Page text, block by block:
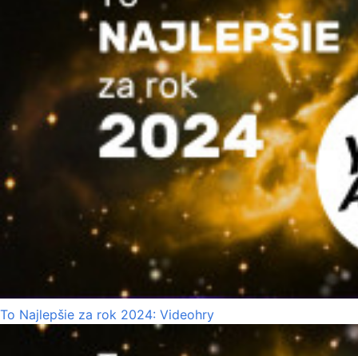
To Najlepšie za rok 2024: Videohry